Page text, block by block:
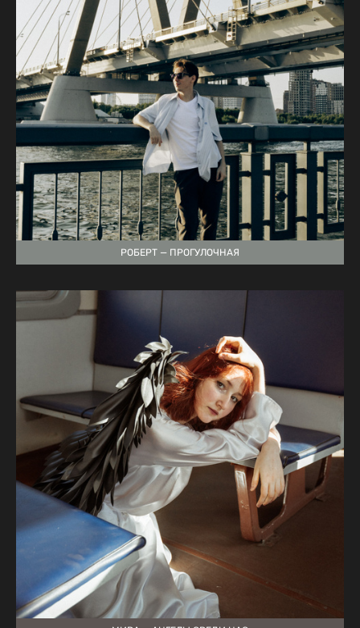
РОБЕРТ — ПРОГУЛОЧНАЯ